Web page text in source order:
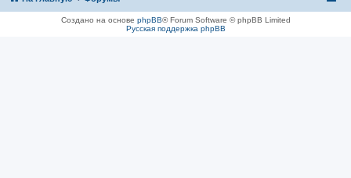
Создано на основе phpBB® Forum Software © phpBB Limited
Русская поддержка phpBB